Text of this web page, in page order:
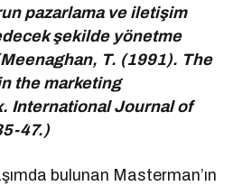
pazarlama ve iletişim
şekilde yönetme
T. (1991). The
the marketing
International Journal of
47.)
bulunan Masterman’ın